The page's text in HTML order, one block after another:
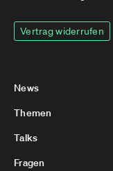
Vertrag widerrufen
News
Themen
Talks
Fragen